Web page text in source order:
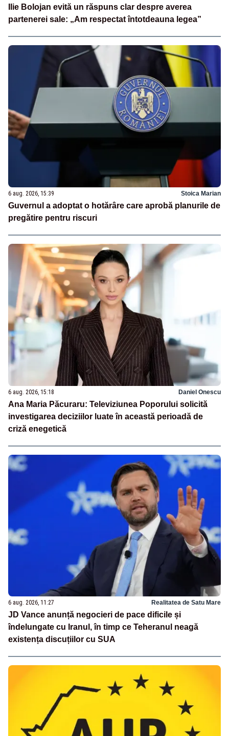
Ilie Bolojan evită un răspuns clar despre averea
partenerei sale: „Am respectat întotdeauna legea”
6 aug. 2026, 15:39 Stoica Marian
Guvernul a adoptat o hotărâre care aprobă planurile de
pregătire pentru riscuri
6 aug. 2026, 15:18 Daniel Onescu
Ana Maria Păcuraru: Televiziunea Poporului solicită
investigarea deciziilor luate în această perioadă de
criză enegetică
6 aug. 2026, 11:27 Realitatea de Satu Mare
JD Vance anunță negocieri de pace dificile și
îndelungate cu Iranul, în timp ce Teheranul neagă
existența discuțiilor cu SUA